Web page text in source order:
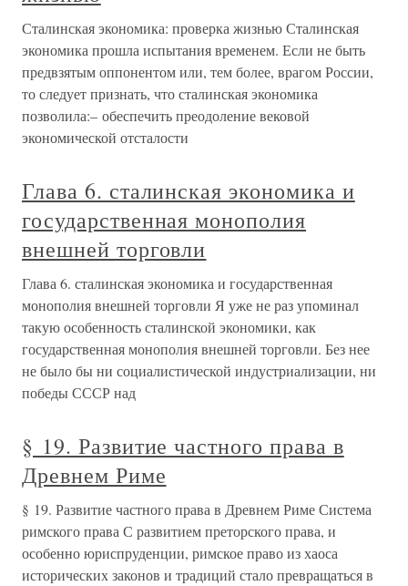
Сталинская экономика: проверка жизнью Сталинская
экономика прошла испытания временем. Если не быть
предвзятым оппонентом или, тем более, врагом России,
то следует признать, что сталинская экономика
позволила:– обеспечить преодоление вековой
экономической отсталости
Глава 6. сталинская экономика и
государственная монополия
внешней торговли
Глава 6. сталинская экономика и государственная
монополия внешней торговли Я уже не раз упоминал
такую особенность сталинской экономики, как
государственная монополия внешней торговли. Без нее
не было бы ни социалистической индустриализации, ни
победы СССР над
§ 19. Развитие частного права в
Древнем Риме
§ 19. Развитие частного права в Древнем Риме Система
римского права С развитием преторского права, и
особенно юриспруденции, римское право из хаоса
исторических законов и традиций стало превращаться в